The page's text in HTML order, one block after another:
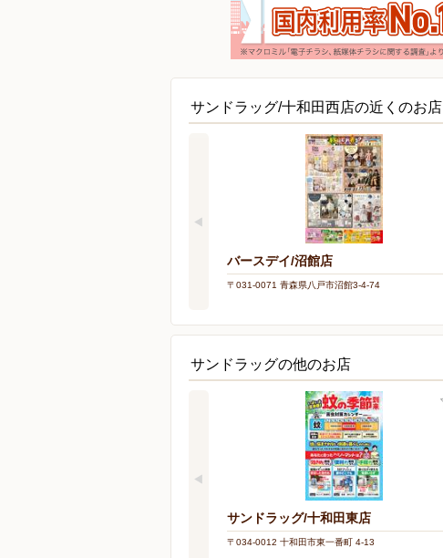
サンドラッグ/十和田西店の近くのお店
バースデイ/沼館店
〒031-0071 青森県八戸市沼館3-4-74
サンドラッグの他のお店
サンドラッグ/十和田東店
〒034-0012 十和田市東一番町 4-13